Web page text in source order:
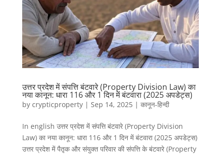
उत्तर प्रदेश में संपत्ति बंटवारे (Property Division Law) का
नया कानून: धारा 116 और 1 दिन में बंटवारा (2025 अपडेट्स)
by crypticproperty| Sep 14, 2025| कानून-हिन्दी
In english उत्तर प्रदेश में संपत्ति बंटवारे (Property Division
Law) का नया कानून: धारा 116 और 1 दिन में बंटवारा (2025 अपडेट्स)
उत्तर प्रदेश में पैतृक और संयुक्त परिवार की संपत्ति के बंटवारे (Property